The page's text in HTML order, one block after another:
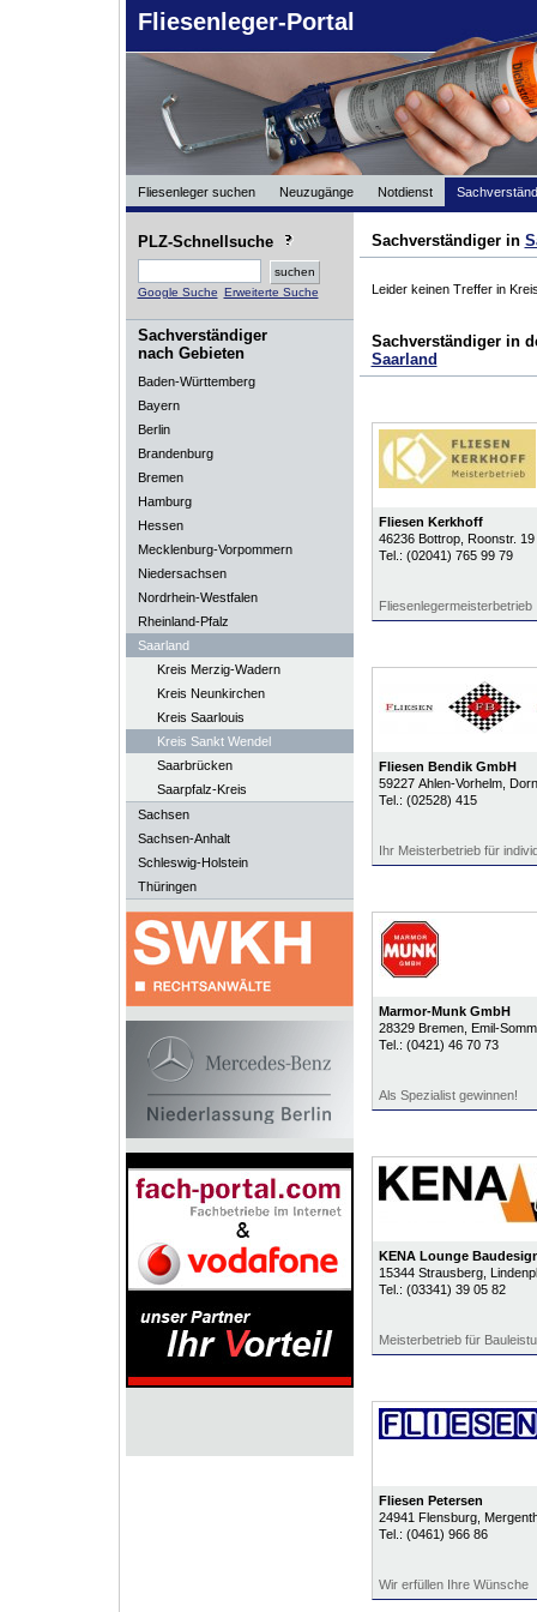
Fliesenleger-Portal
Fliesenleger suchen Neuzugänge Notdienst
PLZ-Schnellsuche
Google Suche Erweiterte Suche
Sachverständiger
nach Gebieten
Baden-Württemberg
Bayern
Berlin
Brandenburg
Bremen
Hamburg
Hessen
Mecklenburg-Vorpommern
Niedersachsen
Nordrhein-Westfalen
Rheinland-Pfalz
Saarland
Kreis Merzig-Wadern
Kreis Neunkirchen
Kreis Saarlouis
Kreis Sankt Wendel
Saarbrücken
Saarpfalz-Kreis
Sachsen
Sachsen-Anhalt
Schleswig-Holstein
Thüringen
Sachverständiger in
Leider keinen Treffer in
Sachverständiger in
Saarland
Fliesen Kerkhoff
46236 Bottrop, Roonstr. 19
Tel.: (02041) 765 99 79
Fliesenlegermeisterbetrieb
Fliesen Bendik GmbH
59227 Ahlen-Vorhelm,
Tel.: (02528) 415
Ihr Meisterbetrieb für
Marmor-Munk GmbH
28329 Bremen, Emil-
Tel.: (0421) 46 70 73
Als Spezialist gewinnen!
KENA Lounge
15344 Strausberg,
Tel.: (03341) 39 05 82
Meisterbetrieb für
Fliesen Petersen
24941 Flensburg,
Tel.: (0461) 966 86
Wir erfüllen Ihre Wünsche